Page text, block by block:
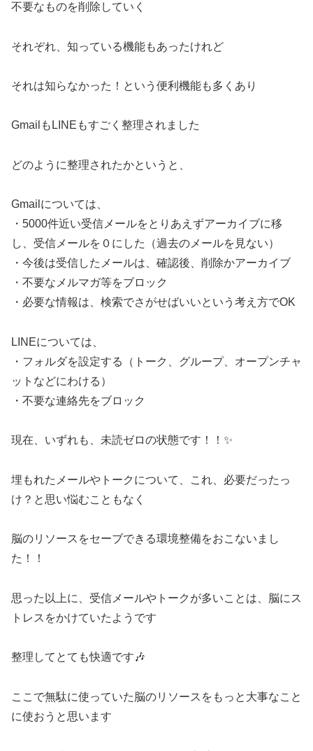
不要なものを削除していく
それぞれ、知っている機能もあったけれど
それは知らなかった！という便利機能も多くあり
GmailもLINEもすごく整理されました
どのように整理されたかというと、
Gmailについては、
・5000件近い受信メールをとりあえずアーカイブに移
し、受信メールを０にした（過去のメールを見ない）
・今後は受信したメールは、確認後、削除かアーカイブ
・不要なメルマガ等をブロック
・必要な情報は、検索でさがせばいいという考え方でOK
LINEについては、
・フォルダを設定する（トーク、グループ、オープンチャ
ットなどにわける）
・不要な連絡先をブロック
現在、いずれも、未読ゼロの状態です！！✨
埋もれたメールやトークについて、これ、必要だったっ
け？と思い悩むこともなく
脳のリソースをセーブできる環境整備をおこないまし
た！！
思った以上に、受信メールやトークが多いことは、脳にス
トレスをかけていたようです
整理してとても快適です🎶
ここで無駄に使っていた脳のリソースをもっと大事なこと
に使おうと思います